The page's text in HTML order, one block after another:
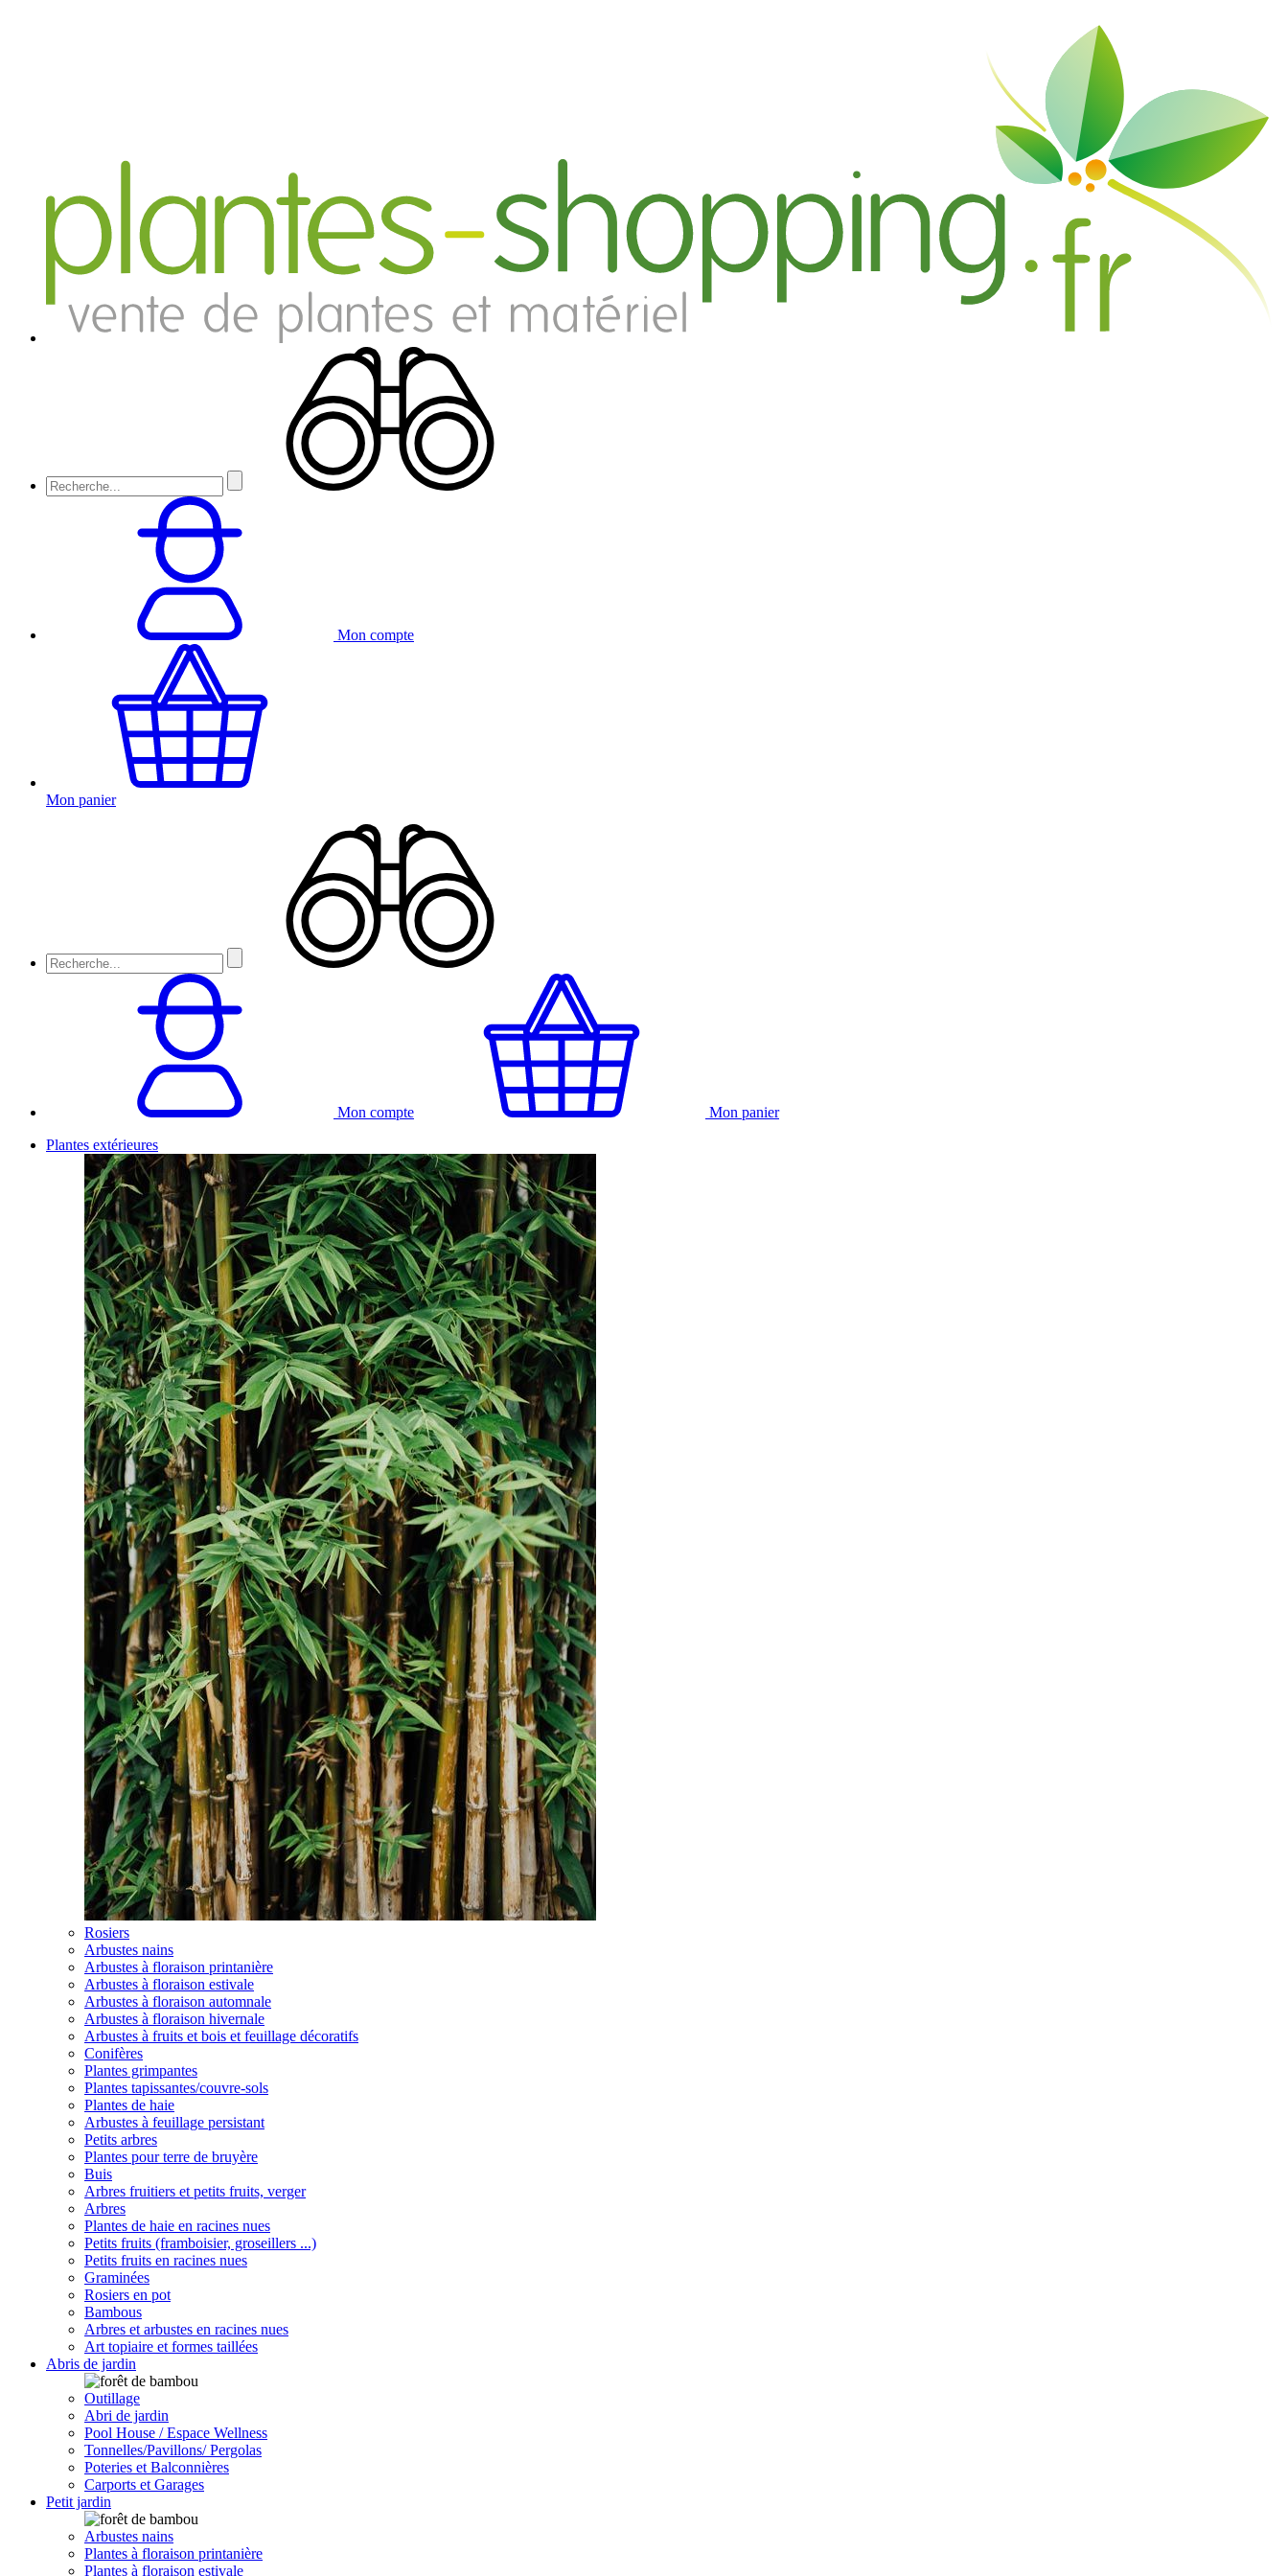
Mon compte
Mon panier
Mon compte
Mon panier
Plantes extérieures
Rosiers
Arbustes nains
Arbustes à floraison printanière
Arbustes à floraison estivale
Arbustes à floraison automnale
Arbustes à floraison hivernale
Arbustes à fruits et bois et feuillage décoratifs
Conifères
Plantes grimpantes
Plantes tapissantes/couvre-sols
Plantes de haie
Arbustes à feuillage persistant
Petits arbres
Plantes pour terre de bruyère
Buis
Arbres fruitiers et petits fruits, verger
Arbres
Plantes de haie en racines nues
Petits fruits (framboisier, groseillers ...)
Petits fruits en racines nues
Graminées
Rosiers en pot
Bambous
Arbres et arbustes en racines nues
Art topiaire et formes taillées
Abris de jardin
Outillage
Abri de jardin
Pool House / Espace Wellness
Tonnelles/Pavillons/ Pergolas
Poteries et Balconnières
Carports et Garages
Petit jardin
Arbustes nains
Plantes à floraison printanière
Plantes à floraison estivale